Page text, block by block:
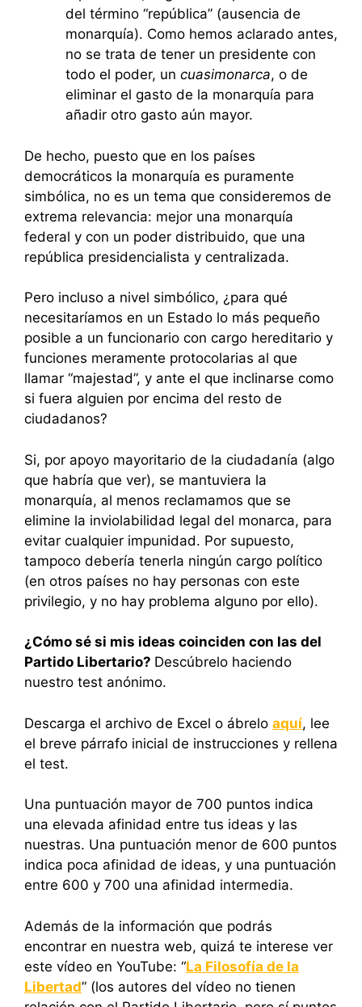
del término “república” (ausencia de
monarquía). Como hemos aclarado antes,
no se trata de tener un presidente con
todo el poder, un cuasimonarca, o de
eliminar el gasto de la monarquía para
añadir otro gasto aún mayor.
De hecho, puesto que en los países
democráticos la monarquía es puramente
simbólica, no es un tema que consideremos de
extrema relevancia: mejor una monarquía
federal y con un poder distribuido, que una
república presidencialista y centralizada.
Pero incluso a nivel simbólico, ¿para qué
necesitaríamos en un Estado lo más pequeño
posible a un funcionario con cargo hereditario y
funciones meramente protocolarias al que
llamar “majestad”, y ante el que inclinarse como
si fuera alguien por encima del resto de
ciudadanos?
Si, por apoyo mayoritario de la ciudadanía (algo
que habría que ver), se mantuviera la
monarquía, al menos reclamamos que se
elimine la inviolabilidad legal del monarca, para
evitar cualquier impunidad. Por supuesto,
tampoco debería tenerla ningún cargo político
(en otros países no hay personas con este
privilegio, y no hay problema alguno por ello).
¿Cómo sé si mis ideas coinciden con las del
Partido Libertario? Descúbrelo haciendo
nuestro test anónimo.
Descarga el archivo de Excel o ábrelo aquí, lee
el breve párrafo inicial de instrucciones y rellena
el test.
Una puntuación mayor de 700 puntos indica
una elevada afinidad entre tus ideas y las
nuestras. Una puntuación menor de 600 puntos
indica poca afinidad de ideas, y una puntuación
entre 600 y 700 una afinidad intermedia.
Además de la información que podrás
encontrar en nuestra web, quizá te interese ver
este vídeo en YouTube: “La Filosofía de la
Libertad” (los autores del vídeo no tienen